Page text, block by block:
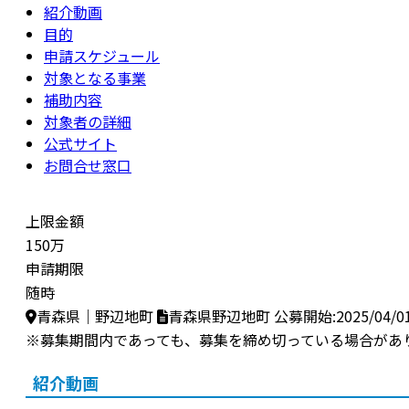
紹介動画
目的
申請スケジュール
対象となる事業
補助内容
対象者の詳細
公式サイト
お問合せ窓口
上限金額
150万
申請期限
随時
青森県｜野辺地町
青森県野辺地町 公募開始:2025/04/
※募集期間内であっても、募集を締め切っている場合があ
紹介動画